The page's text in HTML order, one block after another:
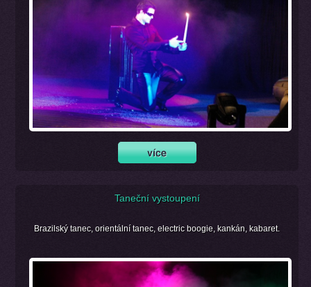
Taneční vystoupení
Brazilský tanec, orientální tanec, electric boogie, kankán, kabaret.